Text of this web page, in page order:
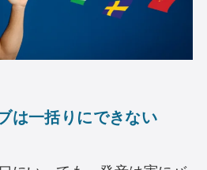
一括りにできない